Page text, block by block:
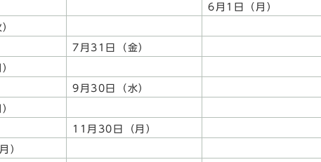
6月1日（月）
7月31日（金）
9月30日（水）
月）
11月30日（月）
）